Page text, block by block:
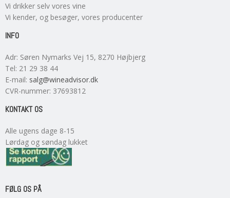
Vi drikker selv vores vine
Vi kender, og besøger, vores producenter
INFO
Adr: Søren Nymarks Vej 15, 8270 Højbjerg
Tel: 21 29 38 44
E-mail: salg@wineadvisor.dk
CVR-nummer: 37693812
KONTAKT OS
Alle ugens dage 8-15
Lørdag og søndag lukket
FØLG OS PÅ